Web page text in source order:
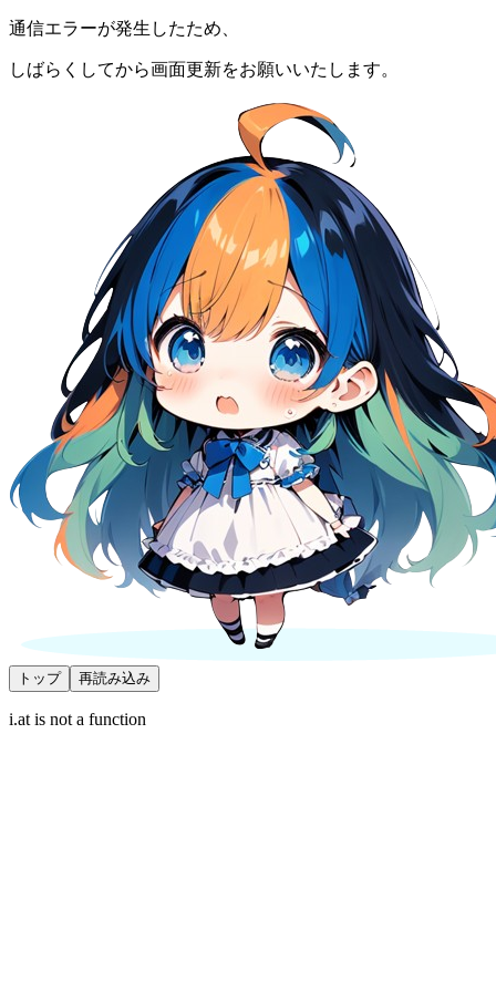
通信エラーが発生したため、
しばらくしてから画面更新をお願いいたします。
トップ 再読み込み
i.at is not a function